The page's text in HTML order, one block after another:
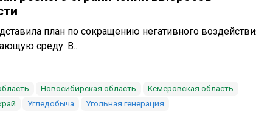
план по сокращению негативного
среду. В...
Новосибирская область
Кемеровская область
Угледобыча Угольная генерация